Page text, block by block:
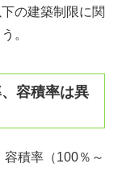
の建築制限に関
。
容積率は異
積率（100％～